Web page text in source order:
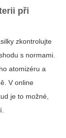
při
zkontrolujte
s normami.
atomizéru a
V online
je to možné,